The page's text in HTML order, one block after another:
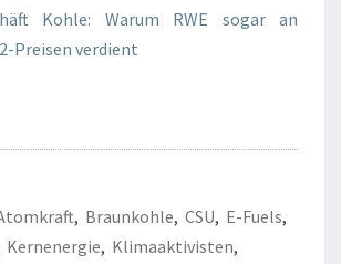
Kohle: Warum RWE sogar an
Preisen verdient
, Braunkohle, CSU, E-Fuels,
Kernenergie, Klimaaktivisten,